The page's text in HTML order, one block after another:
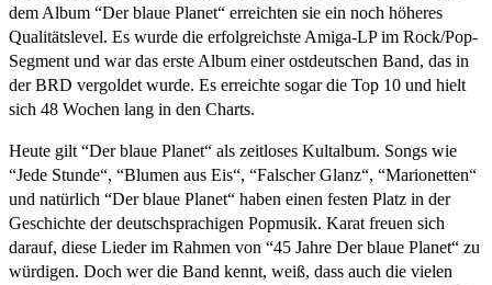
dem Album “Der blaue Planet“ erreichten sie ein noch höheres
Qualitätslevel. Es wurde die erfolgreichste Amiga-LP im Rock/Pop-
Segment und war das erste Album einer ostdeutschen Band, das in
der BRD vergoldet wurde. Es erreichte sogar die Top 10 und hielt
sich 48 Wochen lang in den Charts.
Heute gilt “Der blaue Planet“ als zeitloses Kultalbum. Songs wie
“Jede Stunde“, “Blumen aus Eis“, “Falscher Glanz“, “Marionetten“
und natürlich “Der blaue Planet“ haben einen festen Platz in der
Geschichte der deutschsprachigen Popmusik. Karat freuen sich
darauf, diese Lieder im Rahmen von “45 Jahre Der blaue Planet“ zu
würdigen. Doch wer die Band kennt, weiß, dass auch die vielen